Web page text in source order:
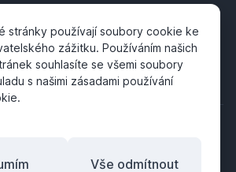
stránky používají soubory cookie ke
zážitku. Používáním našich
souhlasíte se všemi soubory
s našimi zásadami používání
Vše odmítnout